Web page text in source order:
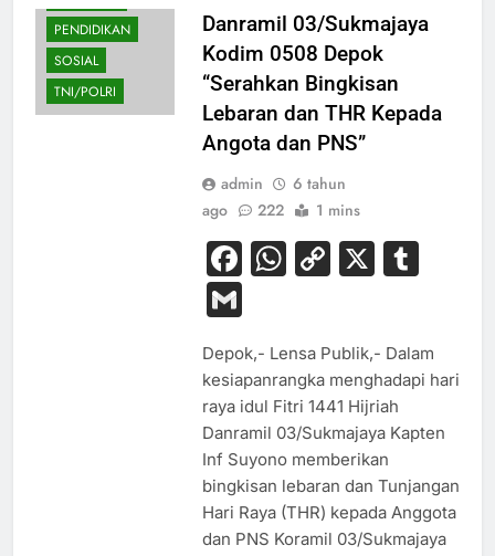
PENDIDIKAN
SOSIAL
TNI/POLRI
Danramil 03/Sukmajaya
Kodim 0508 Depok
“Serahkan Bingkisan
Lebaran dan THR Kepada
Angota dan PNS”
admin
6 tahun
ago
222 1 mins
Facebook
WhatsApp
Copy
X
Gmail
Depok,- Lensa Publik,- Dalam
kesiapanrangka menghadapi hari
raya idul Fitri 1441 Hijriah
Danramil 03/Sukmajaya Kapten
Inf Suyono memberikan
bingkisan lebaran dan Tunjangan
Hari Raya (THR) kepada Anggota
dan PNS Koramil 03/Sukmajaya